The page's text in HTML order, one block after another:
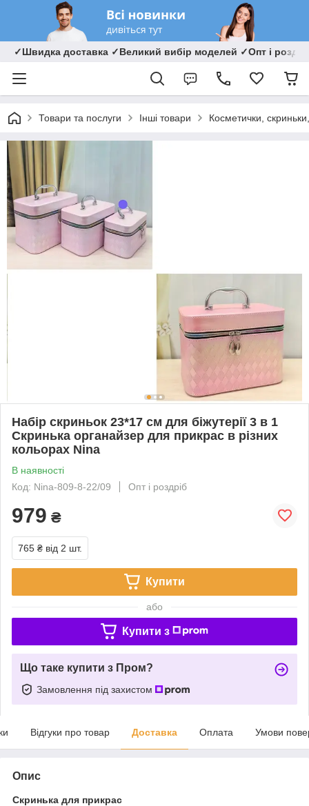
✓Швидка доставка ✓Великий вибір моделей ✓Опт і
Товари та послуги Інші товари Косметички,
Набір скриньок 23*17 см для біжутерії 3 в 1
Скринька органайзер для прикрас в різних
кольорах Nina
В наявності
Код: Nina-809-8-22/09
Опт і роздріб
979 ₴
765 ₴ від 2 шт.
Купити
або
Купити з
Що таке купити з Пром?
Замовлення під захистом
Відгуки про товар Доставка Оплата Умови
Опис
Скринька для прикрас